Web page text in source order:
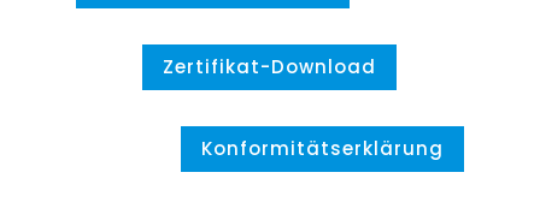
Zertifikat-Download
Konformitätserklärung